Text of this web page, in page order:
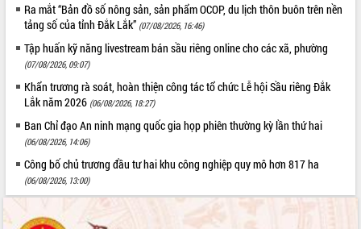
Ra mắt “Bản đồ số nông sản, sản phẩm OCOP, du lịch thôn buôn trên nền
tảng số của tỉnh Đắk Lắk” (07/08/2026, 16:46)
Tập huấn kỹ năng livestream bán sầu riêng online cho các xã, phường
(07/08/2026, 09:07)
Khẩn trương rà soát, hoàn thiện công tác tổ chức Lễ hội Sầu riêng Đắk
Lắk năm 2026 (06/08/2026, 18:27)
Ban Chỉ đạo An ninh mạng quốc gia họp phiên thường kỳ lần thứ hai
(06/08/2026, 14:06)
Công bố chủ trương đầu tư hai khu công nghiệp quy mô hơn 817 ha
(06/08/2026, 13:00)